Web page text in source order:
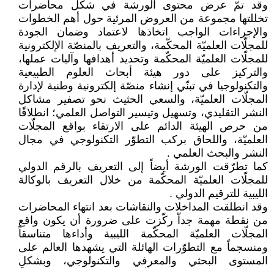
وقد تمّ عرض محتوى الورشة في شكل محاضرات
تخللتها مجموعة من العروض المرئية حول أهم الخطوات
والإجراءات الواجب اتخاذها لاعتماد وضمان الجودة
للمجلّات العلميّة المحكّمة، والتعريف بالمنصّة الإلكترونية
للمجلّات العلميّة المحكّمة وتحديد أهدافها وآليات عملها،
والتركيز على دور هيئة أبحاث العلوم الطبيعية
والتكنولوجيا في تبنّي إنشاء منصّة إلكترونية وطنية لإدارة
المجلّات العلميّة، والسعي الحثيث نحو تصفير مشاكل
النشر التقليدي، وتسهيل وتيسير التواصل العلمي؛ انطلاقًا
من حرص الهيئة الدائم على الارتقاء بواقع المجلّات
العلميّة، واللحاق بركب التطوّر التكنولوجي في مجال
النشر والبحث العلمي .
كما تطرّقت الورشة أيضاً إلى التعريف بالرقم الدولي
للمجلّات العلميّة المحكّمة من خلال التعريف بالوكالة
الليبية للترقيم الدولي .
وقد انطلقت المداخلات والنقاشات بعد انتهاء المحاضرات
من نقطة مهمة جداّ ركّزت على ضرورة أن يكون واقع
المجلّات العلميّة المحكّمة الليبية وأداءها متناسقاً
ومنسجماً مع التطوّرات الهائلة التي يشهدها العالم على
المستوى البحثي والمعرفي والتكنولوجي، وبشكلٍ